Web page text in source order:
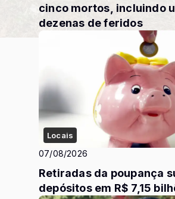
cinco mortos, incluindo
dezenas de feridos
Locais
07/08/2026
Retiradas da poupança
depósitos em R$ 7,15